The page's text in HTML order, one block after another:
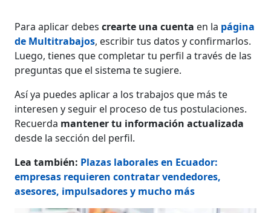
Para aplicar debescrearte una cuenta en la página
de Multitrabajos, escribir tus datos y confirmarlos.
Luego, tienes que completar tu perfil a través de las
preguntas que el sistema te sugiere.
Así ya puedes aplicar a los trabajos que más te
interesen y seguir el proceso de tus postulaciones.
Recuerda mantener tu información actualizada
desde la sección del perfil.
Lea también: Plazas laborales en Ecuador:
empresas requieren contratar vendedores,
asesores, impulsadores y mucho más